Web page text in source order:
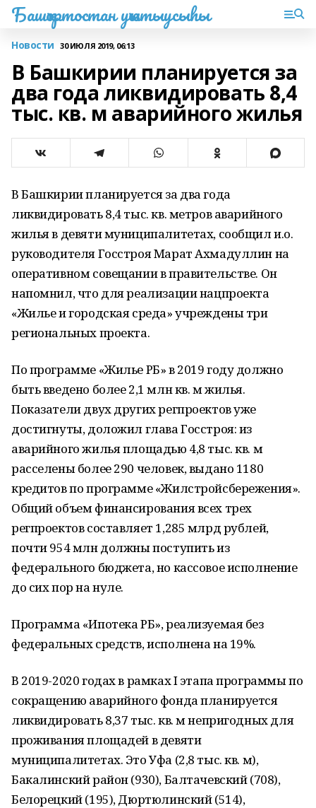
Башҡортостан уҡытыусыһы
Новости 30 ИЮЛЯ 2019, 06:13
В Башкирии планируется за
два года ликвидировать 8,4
тыс. кв. м аварийного жилья
В Башкирии планируется за два года
ликвидировать 8,4 тыс. кв. метров аварийного
жилья в девяти муниципалитетах, сообщил и.о.
руководителя Госстроя Марат Ахмадуллин на
оперативном совещании в правительстве. Он
напомнил, что для реализации нацпроекта
«Жилье и городская среда» учреждены три
региональных проекта.
По программе «Жилье РБ» в 2019 году должно
быть введено более 2,1 млн кв. м жилья.
Показатели двух других регпроектов уже
достигнуты, доложил глава Госстроя: из
аварийного жилья площадью 4,8 тыс. кв. м
расселены более 290 человек, выдано 1180
кредитов по программе «Жилстройсбережения».
Общий объем финансирования всех трех
регпроектов составляет 1,285 млрд рублей,
почти 954 млн должны поступить из
федерального бюджета, но кассовое исполнение
до сих пор на нуле.
Программа «Ипотека РБ», реализуемая без
федеральных средств, исполнена на 19%.
В 2019-2020 годах в рамках I этапа программы по
сокращению аварийного фонда планируется
ликвидировать 8,37 тыс. кв. м непригодных для
проживания площадей в девяти
муниципалитетах. Это Уфа (2,8 тыс. кв. м),
Бакалинский район (930), Балтачевский (708),
Белорецкий (195), Дюртюлинский (514),